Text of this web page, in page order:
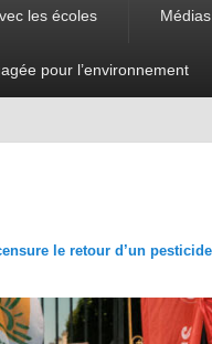
les écoles Médias
pour l’environnement
le retour d’un